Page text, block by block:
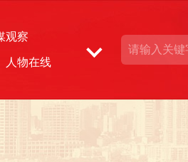
观察
人物在线